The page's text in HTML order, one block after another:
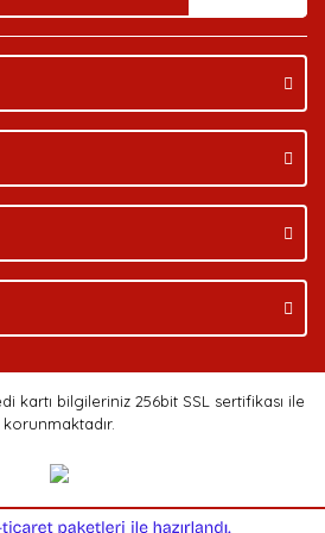
kartı bilgileriniz 256bit SSL sertifikası ile
korunmaktadır.
e-